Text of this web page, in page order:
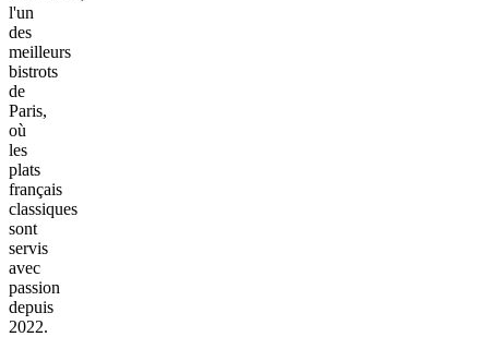
l'un
des
meilleurs
bistrots
de
Paris,
où
les
plats
français
classiques
sont
servis
avec
passion
depuis
2022.